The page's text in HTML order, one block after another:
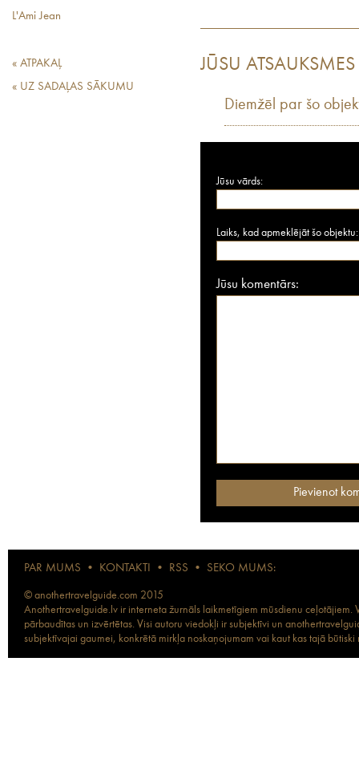
L'Ami Jean
« ATPAKAĻ
« UZ SADAĻAS SĀKUMU
JŪSU ATSAUKSMES
Diemžēl par šo
Jūsu vārds:
Laiks, kad apmeklējāt šo objektu:
Jūsu komentārs:
PAR MUMS • KONTAKTI • RSS • SEKO MUMS:
© anothertravelguide.com 2015
Anothertravelguide.lv ir interneta žurnāls laikmetīgiem mūsdienu
pārbaudītas un izvērtētas. Visi autoru viedokļi ir subjektīvi un
subjektīvajai gaumei, konkrētā mirkļa noskaņojumam vai kaut kas tajā